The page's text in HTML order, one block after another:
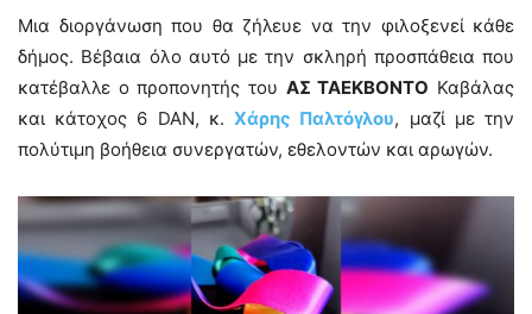
Μια διοργάνωση που θα ζήλευε να την φιλοξενεί κάθε
δήμος. Βέβαια όλο αυτό με την σκληρή προσπάθεια που
κατέβαλλε ο προπονητής του ΑΣ ΤΑΕΚΒΟΝΤΟ Καβάλας
και κάτοχος 6 DAN, κ.Χάρης Παλτόγλου, μαζί με την
πολύτιμη βοήθεια συνεργατών, εθελοντών και αρωγών.